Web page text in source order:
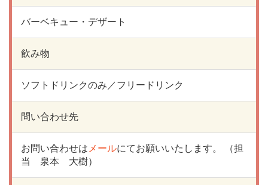
バーベキュー・デザート
飲み物
ソフトドリンクのみ／フリードリンク
問い合わせ先
お問い合わせは メールにてお願いいたします。 （担
当 泉本 大樹）